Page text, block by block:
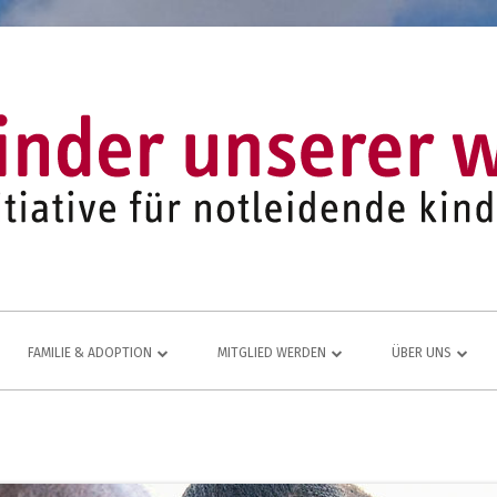
FAMILIE & ADOPTION MITGLIED WERDEN
MITGLIEDERBEREICH
ÜBER UNS